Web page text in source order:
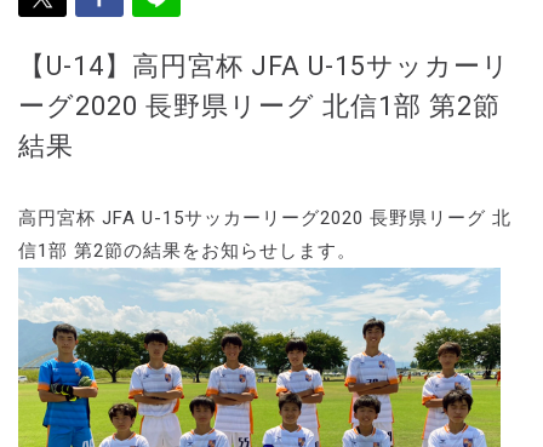
【U-14】高円宮杯 JFA U-15サッカーリ
ーグ2020 長野県リーグ 北信1部 第2節
結果
高円宮杯 JFA U-15サッカーリーグ2020 長野県リーグ 北
信1部 第2節の結果をお知らせします。